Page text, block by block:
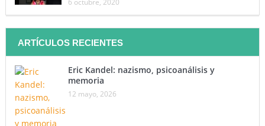
ARTÍCULOS RECIENTES
Eric Kandel: nazismo, psicoanálisis y
memoria
12 mayo, 2026